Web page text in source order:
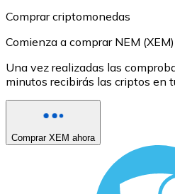
Comprar criptomonedas
Comienza a comprar NEM (XEM)
Una vez realizadas las
minutos recibirás las criptos en
Comprar XEM ahora